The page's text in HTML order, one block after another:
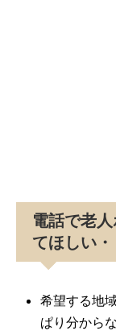
電話で老
てほしい
希望する地
ぱり分から